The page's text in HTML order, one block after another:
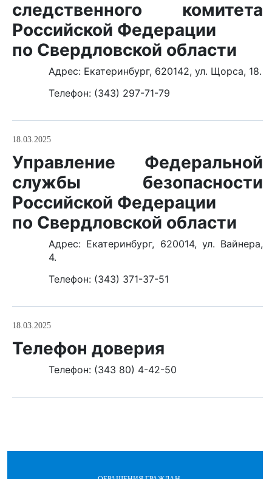
следственного комитета
Российской Федерации
по Свердловской области
Адрес: Екатеринбург, 620142, ул. Щорса, 18.
Телефон: (343) 297-71-79
18.03.2025
Управление Федеральной
службы безопасности
Российской Федерации
по Свердловской области
Адрес: Екатеринбург, 620014, ул. Вайнера,
4.
Телефон: (343) 371-37-51
18.03.2025
Телефон доверия
Телефон: (343 80) 4-42-50